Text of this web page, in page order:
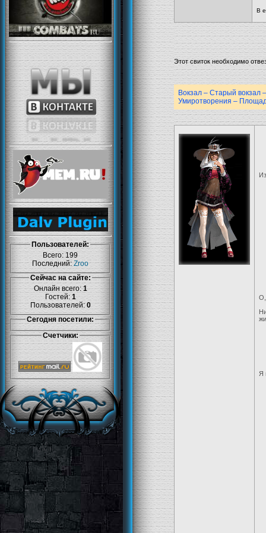
Пользователей:
Всего: 199
Последний:Zroo
Сейчас на сайте:
Онлайн всего:1
Гостей: 1
Пользователей:0
Сегодня посетили:
Счетчики:
В
Этот свиток необходимо
Вокзал – Старый
Умиротворения –
О,
Я